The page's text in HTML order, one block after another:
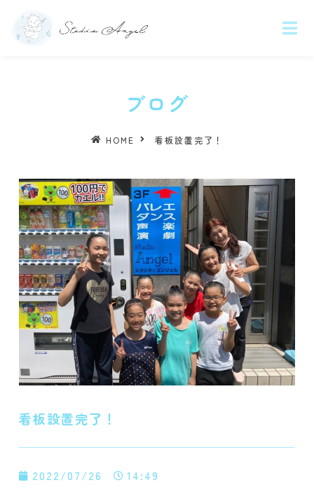
ブログ
HOME 看板設置完了！
看板設置完了！
2022/07/26 14:49